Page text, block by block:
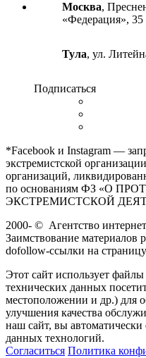
Москва,
«Федерация»,
Тула, ул.
Подписаться
*Facebook и Instagram —
экстремистской
организаций,
по основаниям ФЗ «О
ЭКСТРЕМИСТСКОЙ
2000- © Агентство
Заимствование материалов
dofollow-ссылки на
Этот сайт использует
технических данных
местоположении и др.) для
улучшения качества
наш сайт, вы автоматически
данных технологий.
Согласиться Политика